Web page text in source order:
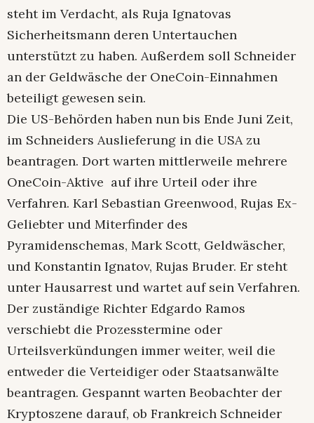
steht im Verdacht, als Ruja Ignatovas
Sicherheitsmann deren Untertauchen
unterstützt zu haben. Außerdem soll Schneider
an der Geldwäsche der OneCoin-Einnahmen
beteiligt gewesen sein.
Die US-Behörden haben nun bis Ende Juni Zeit,
im Schneiders Auslieferung in die USA zu
beantragen. Dort warten mittlerweile mehrere
OneCoin-Aktive auf ihre Urteil oder ihre
Verfahren. Karl Sebastian Greenwood, Rujas Ex-
Geliebter und Miterfinder des
Pyramidenschemas, Mark Scott, Geldwäscher,
und Konstantin Ignatov, Rujas Bruder. Er steht
unter Hausarrest und wartet auf sein Verfahren.
Der zuständige Richter Edgardo Ramos
verschiebt die Prozesstermine oder
Urteilsverkündungen immer weiter, weil die
entweder die Verteidiger oder Staatsanwälte
beantragen. Gespannt warten Beobachter der
Kryptoszene darauf, ob Frankreich Schneider